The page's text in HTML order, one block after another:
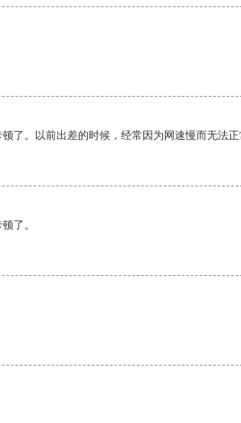
。以前出差的时候，经常因为网速慢而无法
了。